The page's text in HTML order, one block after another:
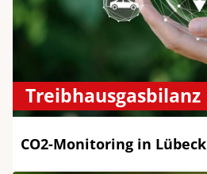
Treibhausgasbilanz
CO2-Monitoring in Lübeck